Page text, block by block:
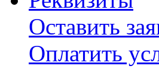
Оставить
Оплатить